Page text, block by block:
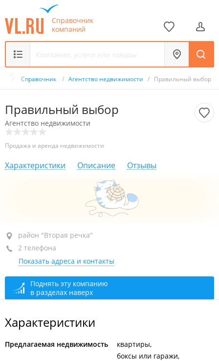
Справочник
компаний
/ Справочник / Агентство недвижимости / Правильный выбор
Правильный выбор
Агентство недвижимости
Продажа и аренда недвижимости
Характеристики Описание Отзывы
район "Вторая речка", ул. Енисейская, 7/1
БЦ "Меридиан", оф. 510
+7 951 000-51-97
+7 914 703-51-61
сегодня закрыто
район "Вторая речка"
2 телефона
Показать адреса и контакты
Поднять эту компанию
в разделах наверх
Характеристики
Предлагаемая недвижимость
квартиры
боксы или гаражи